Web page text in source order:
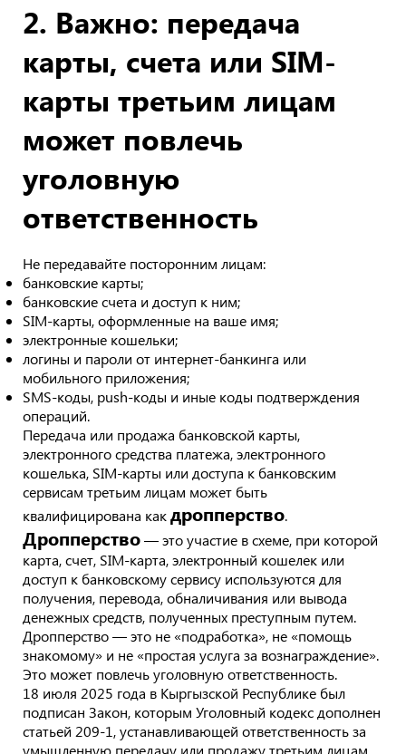
2. Важно: передача
карты, счета или SIM-
карты третьим лицам
может повлечь
уголовную
ответственность
Не передавайте посторонним лицам:
банковские карты;
банковские счета и доступ к ним;
SIM-карты, оформленные на ваше имя;
электронные кошельки;
логины и пароли от интернет-банкинга или
мобильного приложения;
SMS-коды, push-коды и иные коды подтверждения
операций.
Передача или продажа банковской карты,
электронного средства платежа, электронного
кошелька, SIM-карты или доступа к банковским
сервисам третьим лицам может быть
квалифицирована какдропперство.
Дропперство— это участие в схеме, при которой
карта, счет, SIM-карта, электронный кошелек или
доступ к банковскому сервису используются для
получения, перевода, обналичивания или вывода
денежных средств, полученных преступным путем.
Дропперство — это не «подработка», не «помощь
знакомому» и не «простая услуга за вознаграждение».
Это может повлечь уголовную ответственность.
18 июля 2025 года в Кыргызской Республике был
подписан Закон, которым Уголовный кодекс дополнен
статьей 209-1, устанавливающей ответственность за
умышленную передачу или продажу третьим лицам